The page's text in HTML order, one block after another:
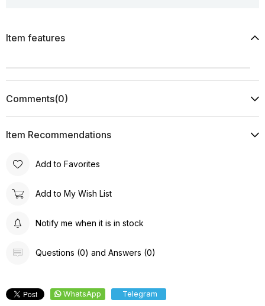
Item features
Comments(0)
Item Recommendations
Add to Favorites
Add to My Wish List
Notify me when it is in stock
Questions (0) and Answers (0)
WhatsApp Telegram